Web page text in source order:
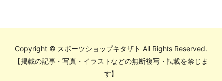
Copyright © スポーツショップキタザト All Rights Reserved.
【掲載の記事・写真・イラストなどの無断複写・転載を禁じま
す】